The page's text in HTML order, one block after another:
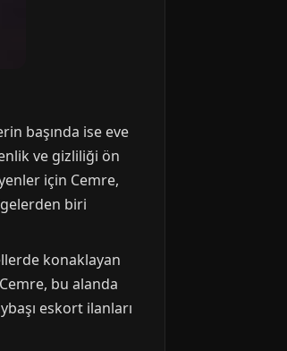
başında ise eve
ve gizliliği ön
için Cemre,
biri
konaklayan
bu alanda
eskort ilanları